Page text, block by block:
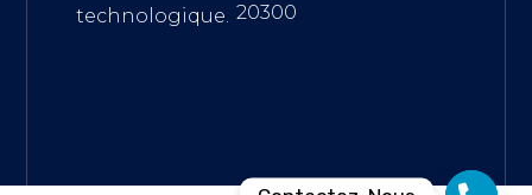
technologique. 20300